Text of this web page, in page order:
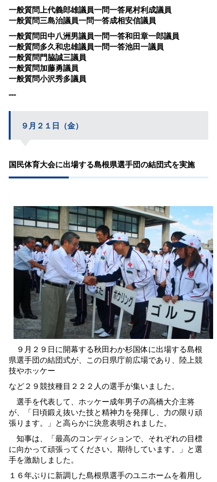
一般質問上代義郎雄議員一問一答尾村利成議員
一般質問三島治議員一問一答成相安信議員
一般質問田中八洲男議員一問一答和田章一郎議員
一般質問多久和忠雄議員一問一答池田一議員
一般質問門脇誠三議員
一般質問加藤勇議員
一般質問小沢秀多議員
---
９月２１日（金）
国民体育大会に出場する島根県選手団の結団式を実施
９月２９日に開幕する秋田わか杉国体に出場する島根
県選手団の結団式が、この日県庁前広場であり、陸上競
技やホッケー
など２９競技種目２２２人の選手が集いました。
選手を代表して、ホッケー成年男子の高橋大介主将
が、「日頃鍛え抜いた技と精神力を発揮し、力の限り頑
張ります。」と高らかに決意表明されました。
知事は、「最高のコンディションで、それぞれの目標
に向かって頑張ってください。期待しています。」と選
手を激励しました。
１６年ぶりに新調した島根県選手のユニホームを着用し